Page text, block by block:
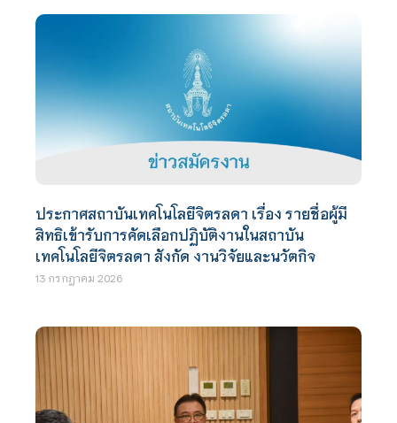
ประกาศสถาบันเทคโนโลยีจิตรลดา เรื่อง รายชื่อผู้มี
สิทธิเข้ารับการคัดเลือกปฏิบัติงานในสถาบัน
เทคโนโลยีจิตรลดา สังกัด งานวิจัยและนวัตกิจ
13 กรกฎาคม 2026